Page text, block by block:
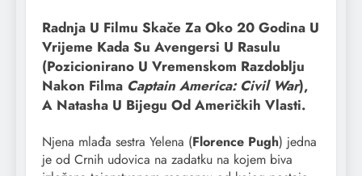
Radnja U Filmu Skače Za Oko 20 Godina U
Vrijeme Kada Su Avengersi U Rasulu
(pozicionirano U Vremenskom Razdoblju
Nakon Filma Captain America: Civil War),
A Natasha U Bijegu Od Američkih Vlasti.
Njena mlađa sestra Yelena (Florence Pugh) jedna
je od Crnih udovica na zadatku na kojem biva